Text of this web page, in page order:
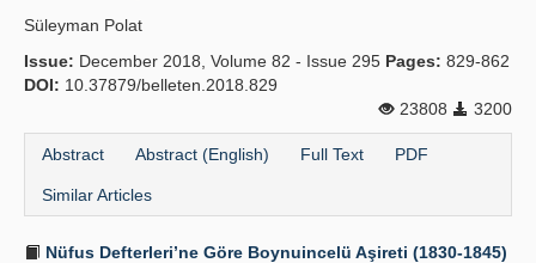
Süleyman Polat
Issue: December 2018, Volume 82 - Issue 295 Pages: 829-862
DOI: 10.37879/belleten.2018.829
23808
3200
Abstract Abstract (English) Full Text PDF
Similar Articles
Nüfus Defterleri’ne Göre Boynuincelü Aşireti (1830-1845)